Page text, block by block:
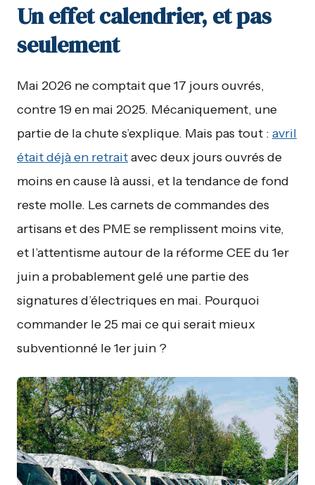
Un effet calendrier, et pas
seulement
Mai 2026 ne comptait que 17 jours ouvrés,
contre 19 en mai 2025. Mécaniquement, une
partie de la chute s’explique. Mais pas tout : avril
était déjà en retraitavec deux jours ouvrés de
moins en cause là aussi, et la tendance de fond
reste molle. Les carnets de commandes des
artisans et des PME se remplissent moins vite,
et l’attentisme autour de la réforme CEE du 1er
juin a probablement gelé une partie des
signatures d’électriques en mai. Pourquoi
commander le 25 mai ce qui serait mieux
subventionné le 1er juin ?